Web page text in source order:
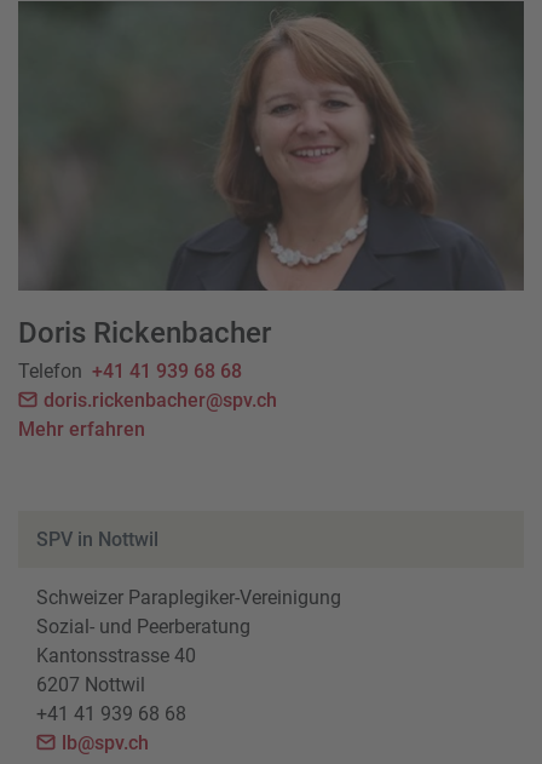
Doris Rickenbacher
Telefon +41 41 939 68 68
doris.rickenbacher@spv.ch
Mehr erfahren
SPV in Nottwil
Schweizer Paraplegiker-Vereinigung
Sozial- und Peerberatung
Kantonsstrasse 40
6207 Nottwil
+41 41 939 68 68
lb@spv.ch